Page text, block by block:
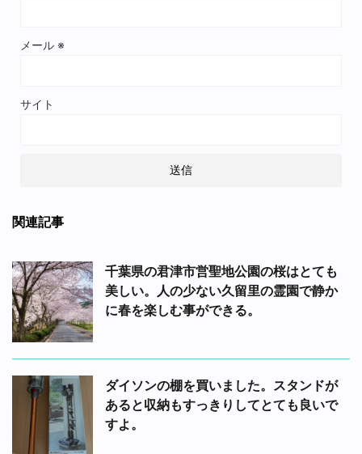
メール ※
サイト
関連記事
千葉県の君津市営聖地公園の桜はとても
美しい。人の少ない久留里の霊園で静か
に春を楽しむ事ができる。
ダイソンの棚を買いました。スタンドが
あると収納もすっきりしてとても良いで
すよ。